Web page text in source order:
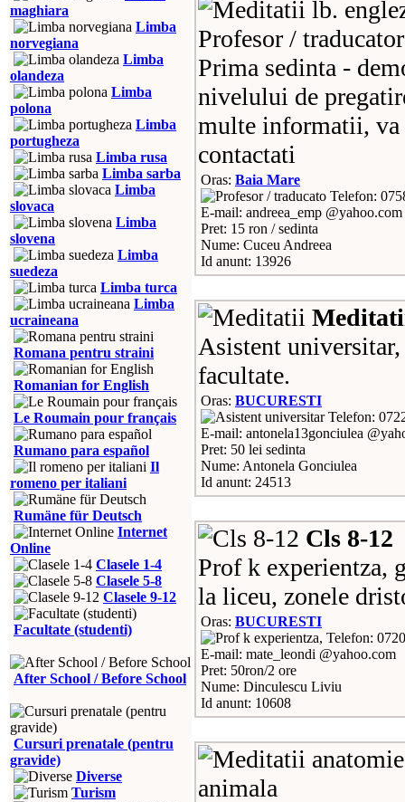
maghiara
Limba
norvegiana
Limba
olandeza
Limba
polona
Limba
portugheza
Limba rusa
Limba sarba
Limba
slovaca
Limba
slovena
Limba
suedeza
Limba turca
Limba
ucraineana
Romana pentru straini
Romanian for English
Le Roumain pour français
Rumano para español
Il
romeno per italiani
Rumäne für Deutsch
Internet
Online
Clasele 1-4
Clasele 5-8
Clasele 9-12
Facultate (studenti)
After School / Before School
Cursuri prenatale (pentru
gravide)
Diverse
Turism
Profesor /
Prima sedinta -
nivelului de
multe informatii, va
contactati
Oras: Baia Mare
Telefon:
E-mail: andreea_emp @yahoo.com
Pret: 15 ron / sedinta
Nume: Cuceu Andreea
Id anunt: 13926
Asistent
facultate.
Oras: BUCURESTI
Telefon:
E-mail: antonela13gonciulea
Pret: 50 lei sedinta
Nume: Antonela Gonciulea
Id anunt: 24513
Cls 8-12
Prof k experientza,
la liceu, zonele
Oras: BUCURESTI
Telefon:
E-mail: mate_leondi @yahoo.com
Pret: 50ron/2 ore
Nume: Dinculescu Liviu
Id anunt: 10608